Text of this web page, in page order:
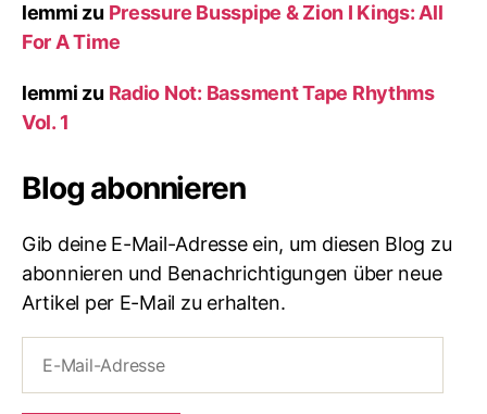
lemmi zu Pressure Busspipe & Zion I Kings: All
For A Time
lemmi zu Radio Not: Bassment Tape Rhythms
Vol. 1
Blog abonnieren
Gib deine E-Mail-Adresse ein, um diesen Blog zu
abonnieren und Benachrichtigungen über neue
Artikel per E-Mail zu erhalten.
Mail-